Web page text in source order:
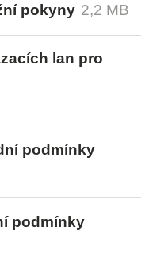
pokyny 2,2 MB
lan pro
podmínky
podmínky